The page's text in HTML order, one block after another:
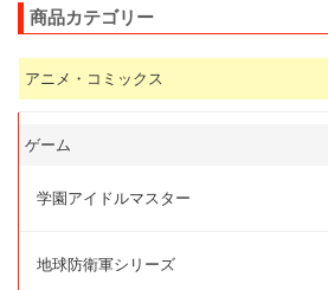
商品カテゴリー
アニメ・コミックス
ゲーム
学園アイドルマスター
地球防衛軍シリーズ